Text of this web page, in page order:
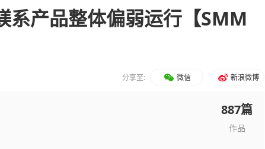
系产品整体偏弱运行【SMM
分享至: 微信 新浪微博
887篇
作品